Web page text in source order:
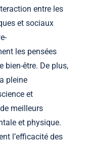
entre les
et sociaux
les pensées
bien-être. De plus,
pleine
et
meilleurs
et physique.
l’efficacité des